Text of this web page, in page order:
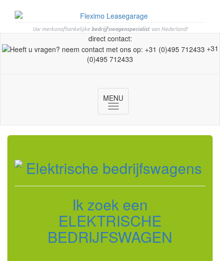
Uw merkonafhankelijke bedrijfswagenspecialistvan Nederland!
direct contact:
+31
(0)495 712433
MENU
Toggle
navigation
Ik zoek een
ELEKTRISCHE
BEDRIJFSWAGEN